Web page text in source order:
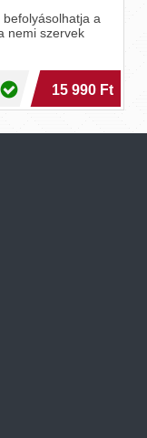
a
nemi szervek
15 990 Ft